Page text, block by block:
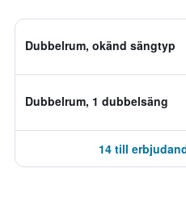
Dubbelrum, okänd sängtyp
Dubbelrum, 1 dubbelsäng
14 till